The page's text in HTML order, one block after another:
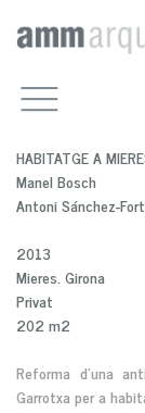
ESPAI
SERVEIS
BIOGRAFIA
A.
M.
A.
M. BOSCH
M.
HABITATGE A
Manel Bosch
Antoni Sánchez-
2013
Mieres. Girona
Privat
202 m2
Reforma d'una
Garrotxa per a